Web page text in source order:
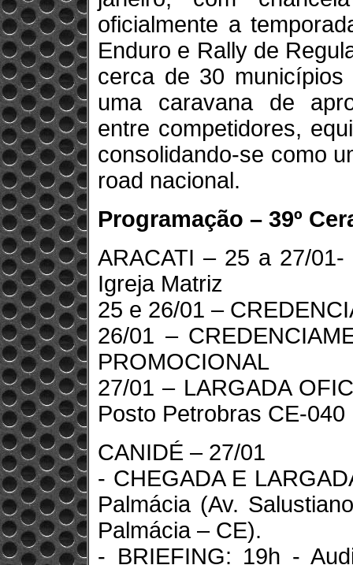
oficialmente a
Enduro e Rally de
cerca de 30
uma caravana de
entre competidores,
consolidando-se como
road nacional.
Programação – 39º
ARACATI – 25 a 27/
Igreja Matriz
25 e 26/01 –
26/01 –
PROMOCIONAL
27/01 – LARGADA
Posto Petrobras CE-040
CANIDÉ – 27/01
- CHEGADA E
Palmácia (Av.
Palmácia – CE).
- BRIEFING: 19h -